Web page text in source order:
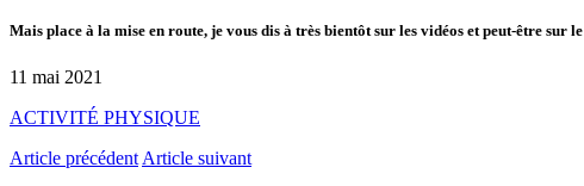
Mais place à la mise en route, je vous dis à très bientôt sur les vidéos et peut-être sur le
11 mai 2021
ACTIVITÉ PHYSIQUE
Article précédent Article suivant